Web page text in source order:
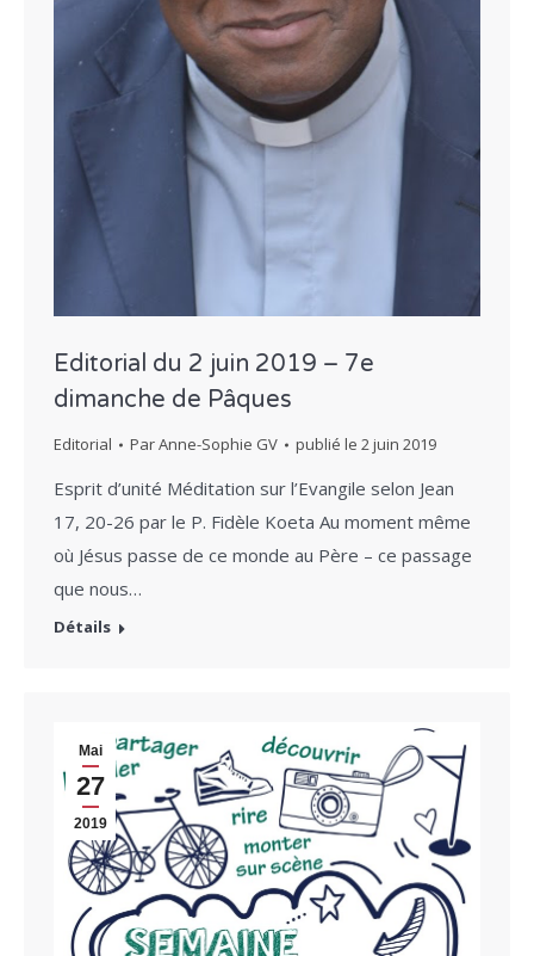
Editorial du 2 juin 2019 – 7e
dimanche de Pâques
Editorial ParAnne-Sophie GV publié le 2 juin 2019
Esprit d’unité Méditation sur l’Evangile selon Jean
17, 20-26 par le P. Fidèle Koeta Au moment même
où Jésus passe de ce monde au Père – ce passage
que nous…
Détails
Mai
27
2019